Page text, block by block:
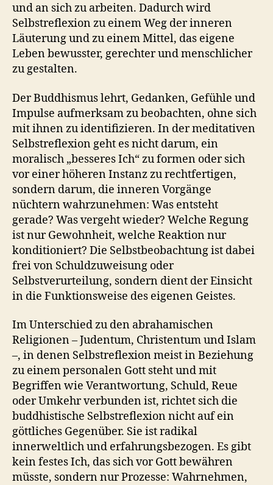
und an sich zu arbeiten. Dadurch wird
Selbstreflexion zu einem Weg der inneren
Läuterung und zu einem Mittel, das eigene
Leben bewusster, gerechter und menschlicher
zu gestalten.
Der Buddhismus lehrt, Gedanken, Gefühle und
Impulse aufmerksam zu beobachten, ohne sich
mit ihnen zu identifizieren. In der meditativen
Selbstreflexion geht es nicht darum, ein
moralisch „besseres Ich“ zu formen oder sich
vor einer höheren Instanz zu rechtfertigen,
sondern darum, die inneren Vorgänge
nüchtern wahrzunehmen: Was entsteht
gerade? Was vergeht wieder? Welche Regung
ist nur Gewohnheit, welche Reaktion nur
konditioniert? Die Selbstbeobachtung ist dabei
frei von Schuldzuweisung oder
Selbstverurteilung, sondern dient der Einsicht
in die Funktionsweise des eigenen Geistes.
Im Unterschied zu den abrahamischen
Religionen – Judentum, Christentum und Islam
–, in denen Selbstreflexion meist in Beziehung
zu einem personalen Gott steht und mit
Begriffen wie Verantwortung, Schuld, Reue
oder Umkehr verbunden ist, richtet sich die
buddhistische Selbstreflexion nicht auf ein
göttliches Gegenüber. Sie ist radikal
innerweltlich und erfahrungsbezogen. Es gibt
kein festes Ich, das sich vor Gott bewähren
müsste, sondern nur Prozesse: Wahrnehmen,